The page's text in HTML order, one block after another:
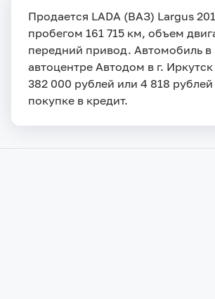
Продается LADA (ВАЗ) Largus
пробегом 161 715 км, объем
передний привод. Автомобиль в
автоцентре Автодом в г.
382 000 рублей или 4 818
покупке в кредит.